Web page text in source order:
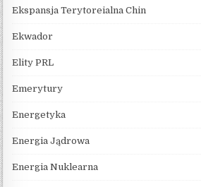
Ekspansja Terytoreialna Chin
Ekwador
Elity PRL
Emerytury
Energetyka
Energia Jądrowa
Energia Nuklearna